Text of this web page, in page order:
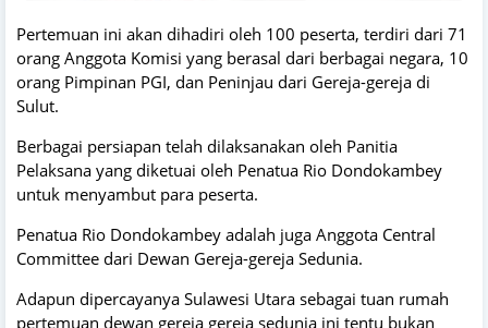
Pertemuan ini akan dihadiri oleh 100 peserta, terdiri dari 71
orang Anggota Komisi yang berasal dari berbagai negara, 10
orang Pimpinan PGI, dan Peninjau dari Gereja-gereja di
Sulut.
Berbagai persiapan telah dilaksanakan oleh Panitia
Pelaksana yang diketuai oleh Penatua Rio Dondokambey
untuk menyambut para peserta.
Penatua Rio Dondokambey adalah juga Anggota Central
Committee dari Dewan Gereja-gereja Sedunia.
Adapun dipercayanya Sulawesi Utara sebagai tuan rumah
pertemuan dewan gereja gereja sedunia ini tentu bukan